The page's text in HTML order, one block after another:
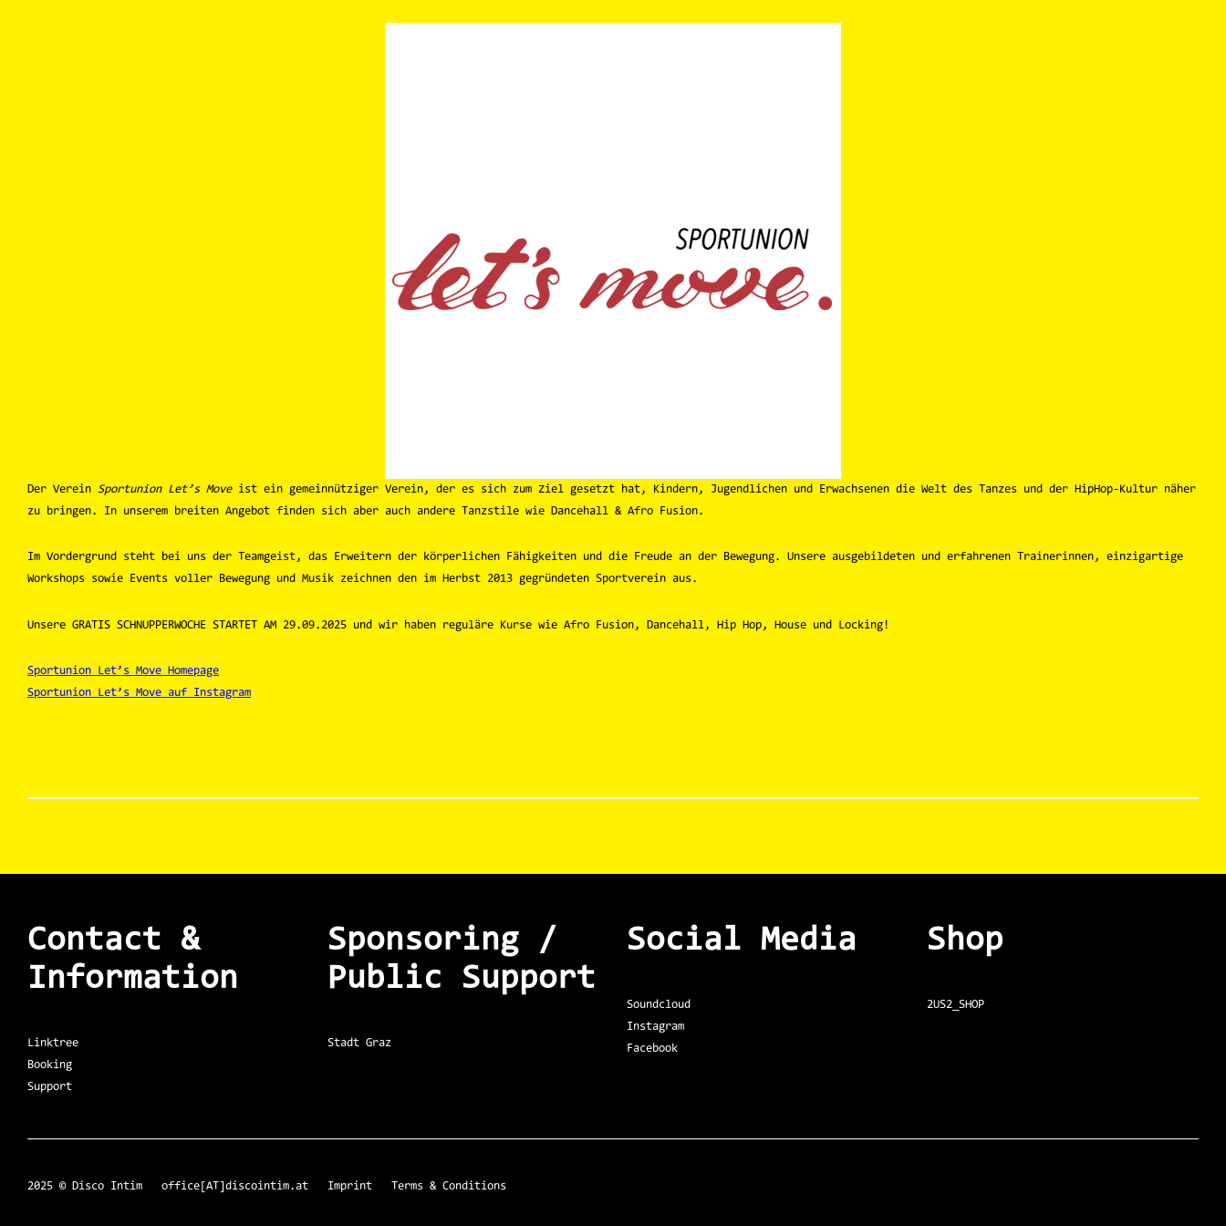
Der Verein Sportunion Let’s Moveist ein gemeinnütziger Verein, der es sich zum Ziel gesetzt hat, Kindern, Jugendlichen und Erwachsenen die Welt des Tanzes und der HipHop-Kultur näher
zu bringen. In unserem breiten Angebot finden sich aber auch andere Tanzstile wie Dancehall & Afro Fusion.
Im Vordergrund steht bei uns der Teamgeist, das Erweitern der körperlichen Fähigkeiten und die Freude an der Bewegung. Unsere ausgebildeten und erfahrenen Trainerinnen, einzigartige
Workshops sowie Events voller Bewegung und Musik zeichnen den im Herbst 2013 gegründeten Sportverein aus.
Unsere GRATIS SCHNUPPERWOCHE STARTET AM 29.09.2025 und wir haben reguläre Kurse wie Afro Fusion, Dancehall, Hip Hop, House und Locking!
Sportunion Let’s Move Homepage
Sportunion Let’s Move auf Instagram
Contact &
Information
Linktree
Booking
Support
Sponsoring /
Public Support
Stadt Graz
Social Media
Soundcloud
Instagram
Facebook
Shop
2US2_SHOP
2025 © Disco Intim office[AT]discointim.at Imprint Terms & Conditions